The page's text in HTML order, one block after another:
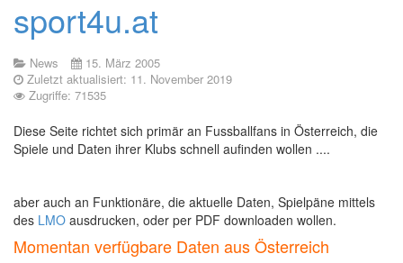
sport4u.at
News
15. März 2005
Zuletzt aktualisiert: 11. November 2019
Zugriffe: 71535
Diese Seite richtet sich primär an Fussballfans in Österreich, die
Spiele und Daten ihrer Klubs schnell aufinden wollen ....
aber auch an Funktionäre, die aktuelle Daten, Spielpäne mittels
des LMO ausdrucken, oder per PDF downloaden wollen.
Momentan verfügbare Daten aus Österreich